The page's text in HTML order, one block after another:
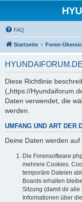
FAQ
Startseite Foren-
Diese Richtlinie
(„https://
Daten verwendet, die
werden.
UMFANG UND ART DER
Deine Daten werden
Die Forensoftware
mehrere Cookies.
temporäre Dateien
Boards erhalten
Sitzung (damit dir
Informationen über